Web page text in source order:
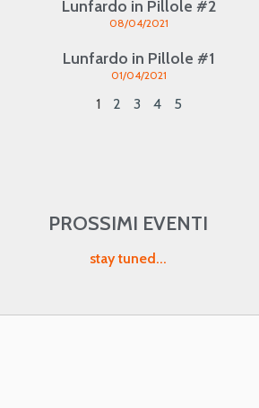
Lunfardo in Pillole #2
08/04/2021
Lunfardo in Pillole #1
01/04/2021
1 2 3 4 5
PROSSIMI EVENTI
stay tuned...